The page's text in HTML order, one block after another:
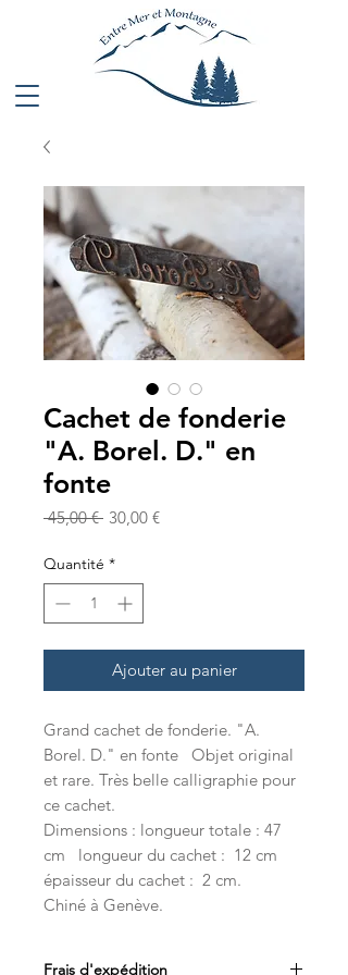
Cachet de fonderie
"A. Borel. D." en
fonte
45,00 € Prix
30,00 €Prix
Quantité *
Ajouter au panier
Grand cachet de fonderie. "A.
Borel. D." en fonte Objet original
et rare. Très belle calligraphie pour
ce cachet.
Dimensions : longueur totale : 47
cm longueur du cachet : 12 cm
épaisseur du cachet : 2 cm.
Chiné à Genève.
Frais d'expédition